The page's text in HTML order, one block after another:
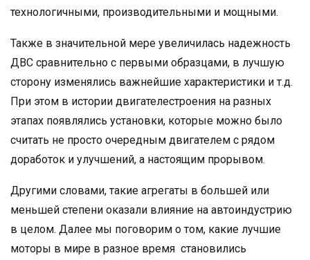
технологичными, производительными и мощными.
Также в значительной мере увеличилась надежность
ДВС сравнительно с первыми образцами, в лучшую
сторону изменялись важнейшие характеристики и т.д.
При этом в истории двигателестроения на разных
этапах появлялись установки, которые можно было
считать не просто очередным двигателем с рядом
доработок и улучшений, а настоящим прорывом.
Другими словами, такие агрегаты в большей или
меньшей степени оказали влияние на автоиндустрию
в целом. Далее мы поговорим о том, какие лучшие
моторы в мире в разное время становились